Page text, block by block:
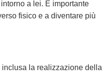
a lei. È importante
fisico e a diventare più
la realizzazione della